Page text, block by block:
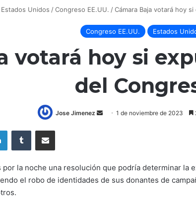
Estados Unidos /Congreso EE.UU. /Cámara Baja votará hoy
Congreso EE.UU. Estados
votará hoy si
del
Jose Jimenez
Send1 de noviembre de 2023
LinkedInTumblr Compartir por correo electrónico
por la noche una resolución que podría determinar
el robo de identidades de sus donantes de